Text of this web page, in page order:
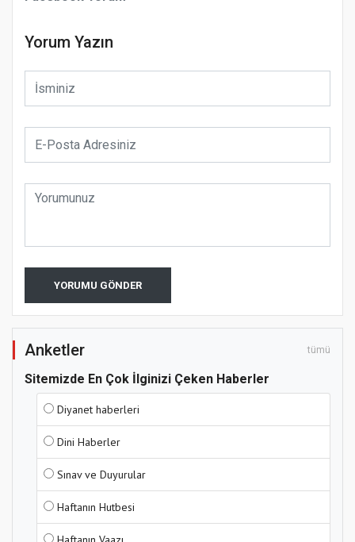
Yorum Yazın
YORUMU GÖNDER
Anketler tümü
Sitemizde En Çok İlginizi Çeken Haberler
Diyanet haberleri
Dini Haberler
Sınav ve Duyurular
Haftanın Hutbesi